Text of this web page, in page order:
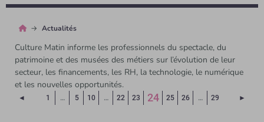
Actualités
Culture Matin informe les professionnels du spectacle, du
patrimoine et des musées des métiers sur l’évolution de leur
secteur, les financements, les RH, la technologie, le numérique
et les nouvelles opportunités.
◄ Page précédente
1 … 5 10 … 22 23 24(Page courante)
25 26 … 29 ►